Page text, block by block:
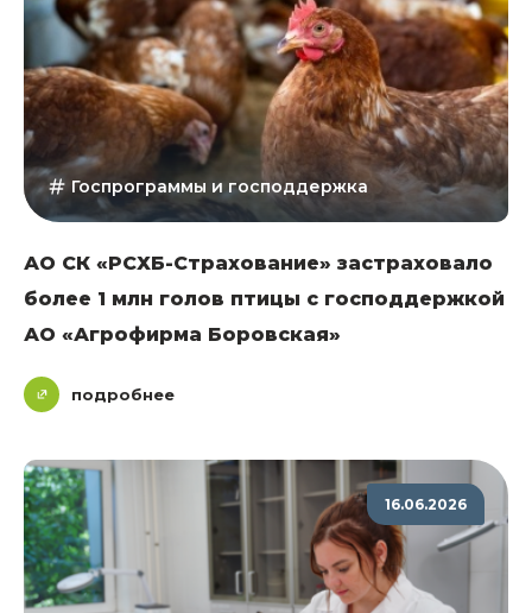
Госпрограммы и господдержка
АО СК «РСХБ-Страхование» застраховало
более 1 млн голов птицы с господдержкой
АО «Агрофирма Боровская»
подробнее
16.06.2026